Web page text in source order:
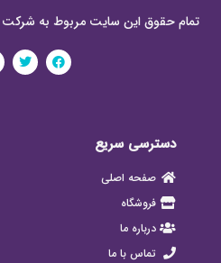
تمام حقوق این سایت مربوط به شرکت
دسترسی سریع
صفحه اصلی
فروشگاه
درباره ما
تماس با ما